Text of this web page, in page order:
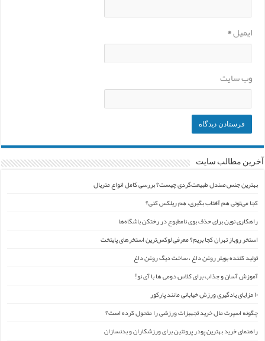
ایمیل*
وب‌ سایت
آخرین مطالب سایت
بهترین جنس صندل طبیعت‌گردی چیست؟ بررسی کامل انواع متریال
کجا می‌تونی هم آفتاب بگیری، هم ریلکس کنی؟
راهکاری نوین برای حذف بوی نامطبوع در رختکن باشگاه‌ها
استخر روباز تهران کجا بریم؟ معرفی لوکس‌ترین استخرهای پایتخت
تولید کننده بویلر روغن داغ ، ساخت دیگ روغن داغ
آموزش آسان و جذاب برای کلاس دومی ها با آی نو!
۱۰ مزایای یادگیری ورزش خیابانی مانند پارکور
چگونه اسپرت مال خرید تجهیزات ورزشی را متحول کرده است؟
راهنمای خرید بهترین پودر پروتئین برای ورزشکاران و بدنسازان